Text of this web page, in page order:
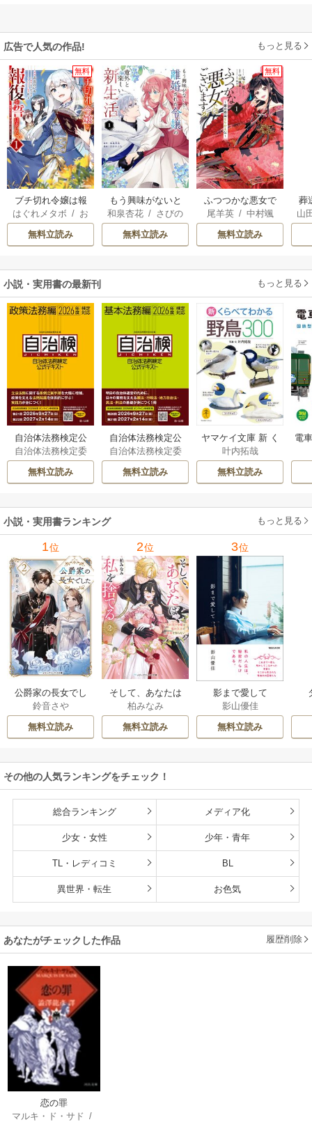
広告で人気の作品! もっと見る
無料
ブチ切れ令嬢は報
復を誓いました。
はぐれメタボ / お
おのいも /
無料立読み
もう興味がないと
離婚された令嬢の
意外と楽しい新生
活
和泉杏花 / さびの
ぶち
無料立読み
無料
ふつつかな悪女で
はございますが ～
雛宮蝶鼠とりかえ
伝～
尾羊英/ 中村颯
希
/ ゆき哉
無料立読み
葬
山
小説・実用書の最新刊 もっと見る
自治体法務検定公
式テキスト 政策
法務編 ２０２６
年度検定対応 1巻
自治体法務検定委
員会
無料立読み
自治体法務検定公
式テキスト 基本
法務編 ２０２６
年度検定対応 1巻
自治体法務検定委
員会
無料立読み
ヤマケイ文庫 新 く
らべてわかる野鳥3
00 1巻
叶内拓哉
無料立読み
電
小説・実用書ランキング もっと見る
1位
公爵家の長女でし
た
鈴音さや
無料立読み
2位
そして、あなたは
私を捨てる
柏みなみ
無料立読み
3位
影まで愛して
影山優佳
無料立読み
その他の人気ランキングをチェック！
総合ランキング メディア化
少女・女性 少年・青年
TL・レディコミ BL
異世界・転生 お色気
あなたがチェックした作品 履歴削除
恋の罪
マルキ・ド・サド /